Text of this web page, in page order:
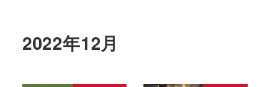
2022年12月